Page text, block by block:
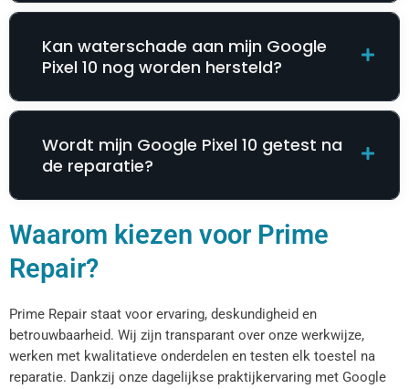
Kan waterschade aan mijn Google
Pixel 10 nog worden hersteld?
Wordt mijn Google Pixel 10 getest na
de reparatie?
Waarom kiezen voor Prime
Repair?
Prime Repair staat voor ervaring, deskundigheid en
betrouwbaarheid. Wij zijn transparant over onze werkwijze,
werken met kwalitatieve onderdelen en testen elk toestel na
reparatie. Dankzij onze dagelijkse praktijkervaring met Google